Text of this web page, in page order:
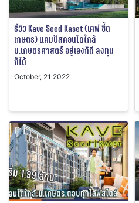
รีวิว Kave Seed Kaset (เคฟ ซี้ด
เกษตร) แคมปัสคอนโดใกล้
ม.เกษตรศาสตร์ อยู่เองก็ดี ลงทุน
ก็ได้
October, 21 2022